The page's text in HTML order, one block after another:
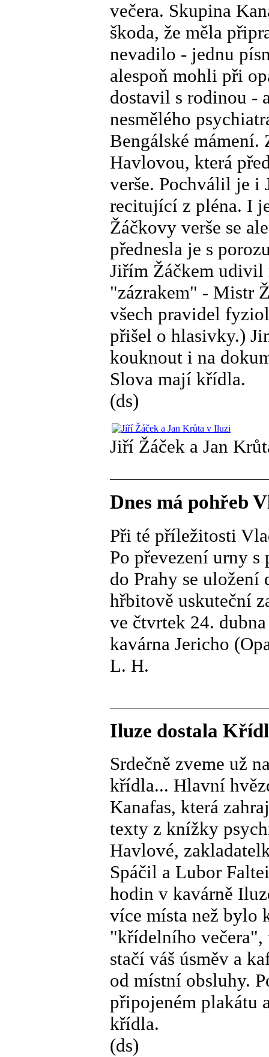
večera. Skupina
škoda, že měla
nevadilo - jednu
alespoň mohli při
dostavil s rodinou -
nesmělého
Bengálské
Havlovou, která
verše. Pochválil je i
recitující z pléna. I
Žáčkovy verše se
přednesla je s
Jiřím Žáčkem udivil
"zázrakem" - Mistr
všech pravidel
přišel o hlasivky.)
kouknout i na
Slova mají křídla.
(ds)
Jiří Žáček a Jan
Dnes má pohřeb
Při té příležitosti
Po převezení urny
do Prahy se uložení
hřbitově uskuteční
ve čtvrtek 24.
kavárna Jericho
L. H.
Iluze dostala
Srdečně zveme už
křídla... Hlavní
Kanafas, která
texty z knížky
Havlové,
Spáčil a Lubor
hodin v kavárně
více místa než bylo
"křídelního večera",
stačí váš úsměv a
od místní obsluhy.
připojeném plakátu
křídla.
(ds)